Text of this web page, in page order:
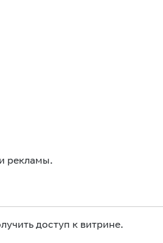
рекламы.
доступ к витрине.